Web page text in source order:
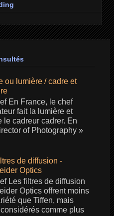
ou lumière / cadre et
En France, le chef
fait la lumière et
le cadreur cadrer. En
of Photography »
de diffusion -
Optics
Les filtres de diffusion
Optics offrent moins
que Tiffen, mais
comme plus